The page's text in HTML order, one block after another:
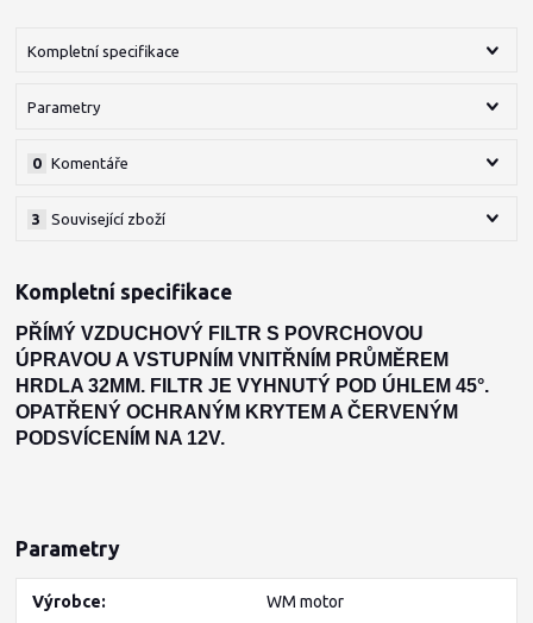
Kompletní specifikace
Parametry
Komentáře
0
Související zboží
3
Kompletní specifikace
PŘÍMÝ VZDUCHOVÝ FILTR S POVRCHOVOU
ÚPRAVOU A VSTUPNÍM VNITŘNÍM PRŮMĚREM
HRDLA 32MM. FILTR JE VYHNUTÝ POD ÚHLEM 45°.
OPATŘENÝ OCHRANÝM KRYTEM A ČERVENÝM
PODSVÍCENÍM NA 12V.
Parametry
Výrobce WM motor